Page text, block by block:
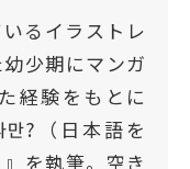
るイラストレ
少期にマンガ
経験をもとに
만?（日本語を
を執筆。空き